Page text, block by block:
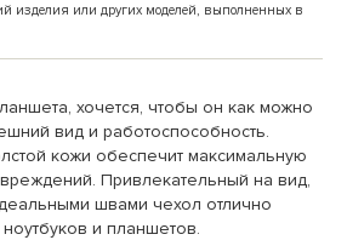
изделия или других моделей, выполненных в
хочется, чтобы он как можно
вид и работоспособность.
кожи обеспечит максимальную
Привлекательный на вид,
швами чехол отлично
и планшетов.